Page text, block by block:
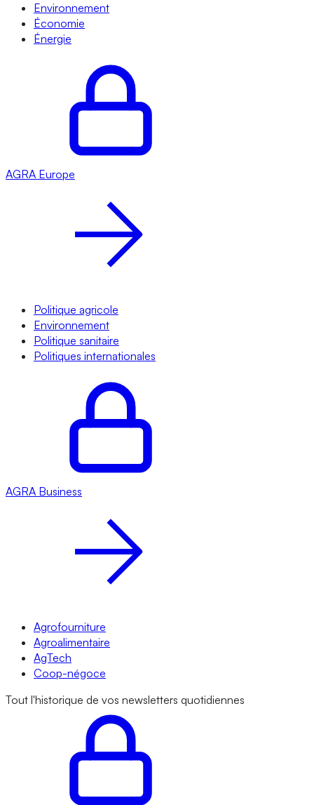
Environnement
Économie
Énergie
AGRA Europe
Politique agricole
Environnement
Politique sanitaire
Politiques internationales
AGRA Business
Agrofourniture
Agroalimentaire
AgTech
Coop-négoce
Tout l'historique de vos newsletters quotidiennes